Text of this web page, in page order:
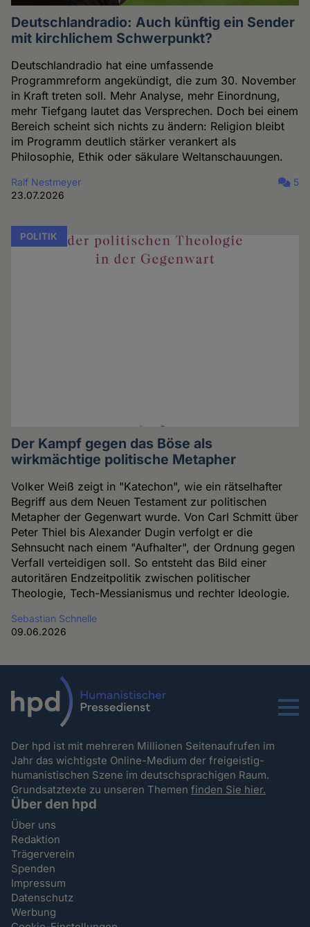
Deutschlandradio: Auch künftig ein Sender
mit kirchlichem Schwerpunkt?
Deutschlandradio hat eine umfassende
Programmreform angekündigt, die zum 30. November
in Kraft treten soll. Mehr Analyse, mehr Einordnung,
mehr Tiefgang lautet das Versprechen. Doch bei einem
Bereich scheint sich nichts zu ändern: Religion bleibt
im Programm deutlich stärker verankert als
Philosophie, Ethik oder säkulare Weltanschauungen.
Ralf Nestmeyer
23.07.2026
5
POLITIK
Der Kampf gegen das Böse als
wirkmächtige politische Metapher
Volker Weiß zeigt in "Katechon", wie ein rätselhafter
Begriff aus dem Neuen Testament zur politischen
Metapher der Gegenwart wurde. Von Carl Schmitt über
Peter Thiel bis Alexander Dugin verfolgt er die
Sehnsucht nach einem "Aufhalter", der Ordnung gegen
Verfall verteidigen soll. So entsteht das Bild einer
autoritären Endzeitpolitik zwischen politischer
Theologie, Tech-Messianismus und rechter Ideologie.
Sebastian Schnelle
09.06.2026
Menu
Der hpd ist mit mehreren Millionen Seitenaufrufen im
Jahr das wichtigste Online-Medium der freigeistig-
humanistischen Szene im deutschsprachigen Raum.
Grundsatztexte zu unseren Themenfinden Sie hier.
Über den hpd
Über uns
Redaktion
Trägerverein
Spenden
Impressum
Datenschutz
Werbung